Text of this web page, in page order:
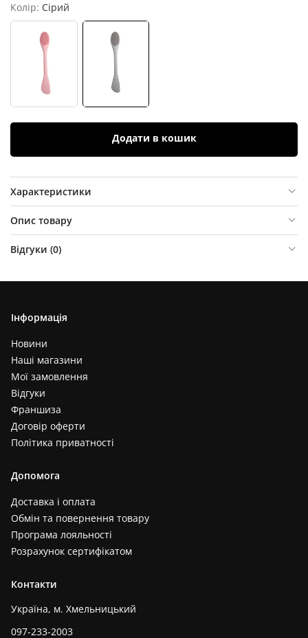
Колір: Сірий
Додати в кошик
Характеристики
Опис товару
Відгуки (0)
Інформація
Новини
Наші магазини
Мої замовлення
Відгуки
Франшиза
Договір оферти
Політика приватності
Допомога
Доставка і оплата
Обмін та повернення товару
Програма лояльності
Розрахунок сертифікатом
Контакти
Україна, м. Хмельницький
097-233-2003